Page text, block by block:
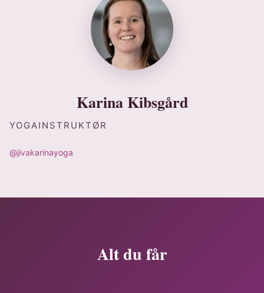
Karina Kibsgård
YOGAINSTRUKTØR
@jivakarinayoga
Alt du får